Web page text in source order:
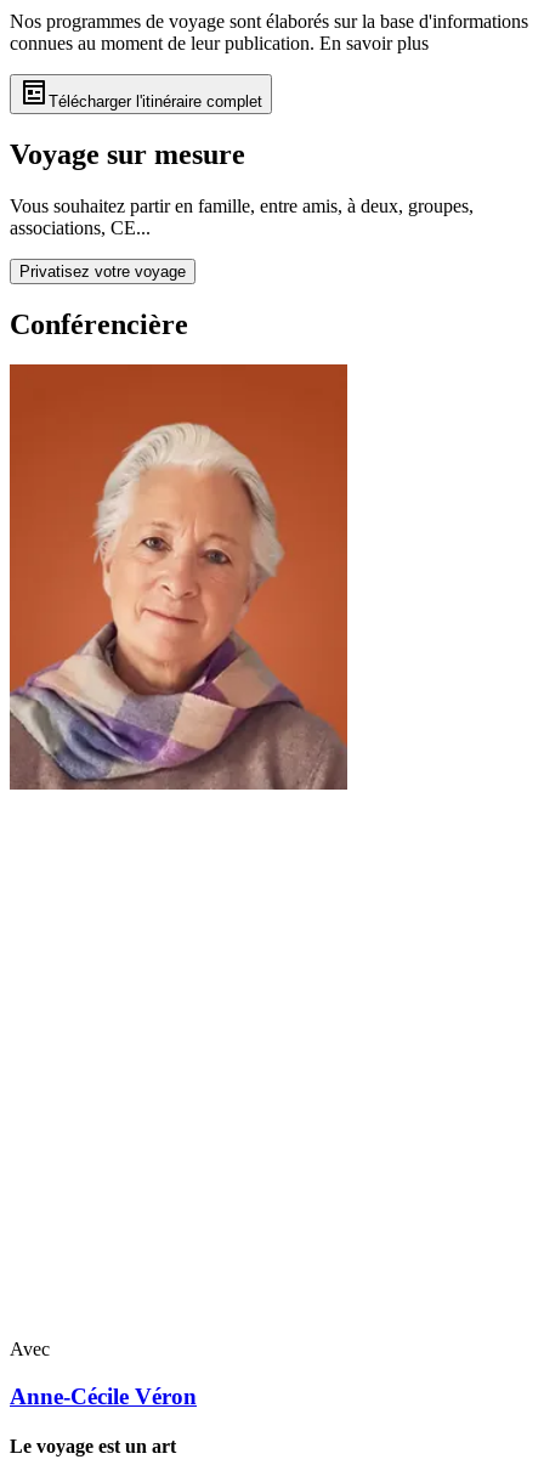
Nos programmes de voyage sont élaborés sur la base d'informations
connues au moment de leur publication. En savoir plus
Télécharger l'itinéraire complet
Voyage sur mesure
Vous souhaitez partir en famille, entre amis, à deux, groupes,
associations, CE...
Privatisez votre voyage
Conférencière
Avec
Anne-Cécile Véron
Le voyage est un art